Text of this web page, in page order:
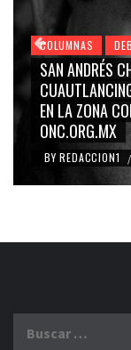
COLUMNAS
GRACE
CARMEN
BLANCO,
BY REDACCION1 /